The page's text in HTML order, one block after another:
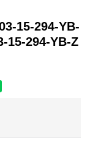
15-294-YB-
15-294-YB-Z